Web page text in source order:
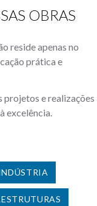
OBRAS
reside apenas no
prática e
e realizações
excelência.